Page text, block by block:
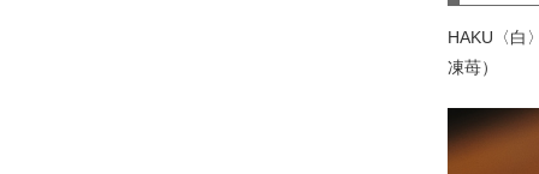
HAKU〈白
凍苺）